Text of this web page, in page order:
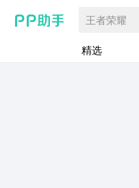
王者荣耀
精选